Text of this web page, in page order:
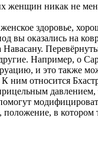
женщин никак не
здоровье,
вы оказались на
Например, о
и это также
ним относится
в